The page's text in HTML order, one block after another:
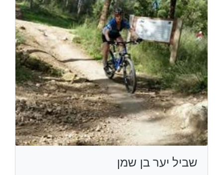
שביל יער בן שמן